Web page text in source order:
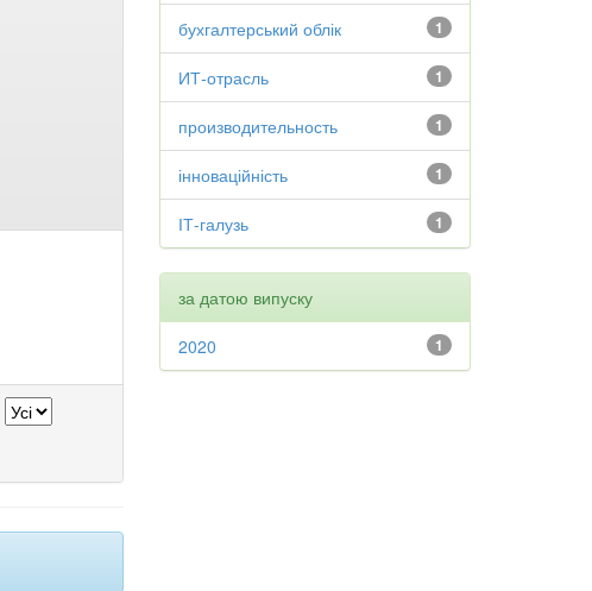
1
бухгалтерський облік
1
ИТ-отрасль
1
производительность
1
інноваційність
1
ІТ-галузь
за датою випуску
1
2020